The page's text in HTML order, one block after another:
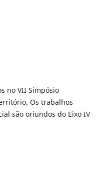
no VII Simpósio
Os trabalhos
são oriundos do Eixo IV